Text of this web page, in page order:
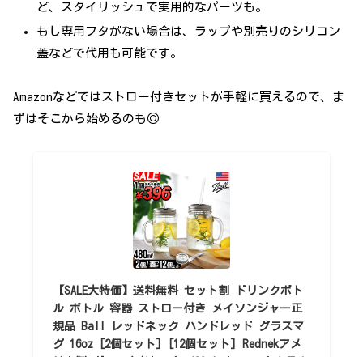
ど、スタイリッシュで実用的なパーツも。
もし専用フタがない場合は、ラップや別売りのシリコン
蓋などで代用も可能です。
Amazonなどではストロー付きセットが手軽に買えるので、ま
ずはそこから始めるのも◎
【SALE大特価】送料無料 セット割 ドリンクボト
ル ボトル 容器 ストロー付き メイソンジャー正
規品 Ball レッドネック ハンドレッド グラスマ
グ 16oz [2個セット] [12個セット] Rednekアメ